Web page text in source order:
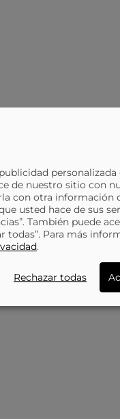
personalizada
de nuestro sitio con
con otra información
usted hace de sus
También puede
todas”. Para más
.
Rechazar todas